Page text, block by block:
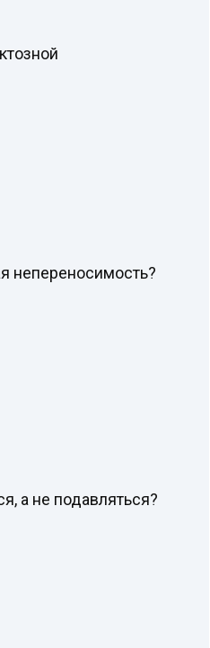
непереносимость?
а не подавляться?